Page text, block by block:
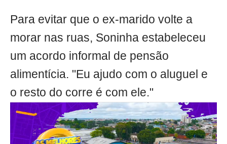
Para evitar que o ex-marido volte a
morar nas ruas, Soninha estabeleceu
um acordo informal de pensão
alimentícia. "Eu ajudo com o aluguel e
o resto do corre é com ele."